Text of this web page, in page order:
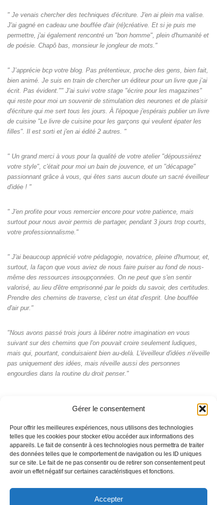
Gérer le consentement
Pour offrir les meilleures expériences, nous utilisons des technologies
telles que les cookies pour stocker et/ou accéder aux informations des
appareils. Le fait de consentir à ces technologies nous permettra de traiter
des données telles que le comportement de navigation ou les ID uniques
sur ce site. Le fait de ne pas consentir ou de retirer son consentement peut
avoir un effet négatif sur certaines caractéristiques et fonctions.
Accepter
" Je venais chercher des techniques d'écriture. J'en ai plein ma valise.
J'ai gagné en cadeau une bouffée d'air (ré)créative. Et si je puis me
permettre, j'ai également rencontré un "bon homme", plein d'humanité et
de poésie. Chapô bas, monsieur le jongleur de mots."
" J’apprécie bcp votre blog. Pas prétentieux, proche des gens, bien fait,
bien animé. Je suis en train de chercher un éditeur pour un livre que j’ai
écrit. Pas évident."" J'ai suivi votre stage "écrire pour les magazines"
qui reste pour moi un souvenir de stimulation des neurones et de plaisir
d'écriture qui me sert tous les jours. À l'époque j'espérais publier un livre
de cuisine "Le livre de cuisine pour les garçons qui veulent épater les
filles". Il est sorti et j'en ai édité 2 autres. "
" Un grand merci à vous pour la qualité de votre atelier "dépoussiérez
votre style", c'était pour moi un bain de jouvence, et un "décapage"
passionnant grâce à vous, qui êtes sans aucun doute un sacré éveilleur
d'idée ! "
" J'en profite pour vous remercier encore pour votre patience, mais
surtout pour nous avoir permis de partager, pendant 3 jours trop courts,
votre professionnalisme."
" J'ai beaucoup apprécié votre pédagogie, novatrice, pleine d'humour, et,
surtout, la façon que vous aviez de nous faire puiser au fond de nous-
même des ressources insoupçonnées. On ne peut que s'en sentir
valorisé, au lieu d'être emprisonné par le poids du savoir, des certitudes.
Prendre des chemins de traverse, c'est un état d'esprit. Une bouffée
d'air pur."
"Nous avons passé trois jours à libérer notre imagination en vous
suivant sur des chemins que l'on pouvait croire seulement ludiques,
mais qui, pourtant, conduisaient bien au-delà. L'éveilleur d'idées n'éveille
pas uniquement des idées, mais réveille aussi des personnes
engourdies dans la routine du droit penser."
© Pascal Perrat 2026 - La marque et les contenus du site